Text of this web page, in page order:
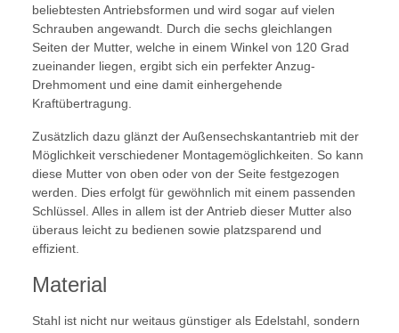
beliebtesten Antriebsformen und wird sogar auf vielen
Schrauben angewandt. Durch die sechs gleichlangen
Seiten der Mutter, welche in einem Winkel von 120 Grad
zueinander liegen, ergibt sich ein perfekter Anzug-
Drehmoment und eine damit einhergehende
Kraftübertragung.
Zusätzlich dazu glänzt der Außensechskantantrieb mit der
Möglichkeit verschiedener Montagemöglichkeiten. So kann
diese Mutter von oben oder von der Seite festgezogen
werden. Dies erfolgt für gewöhnlich mit einem passenden
Schlüssel. Alles in allem ist der Antrieb dieser Mutter also
überaus leicht zu bedienen sowie platzsparend und
effizient.
Material
Stahl ist nicht nur weitaus günstiger als Edelstahl, sondern